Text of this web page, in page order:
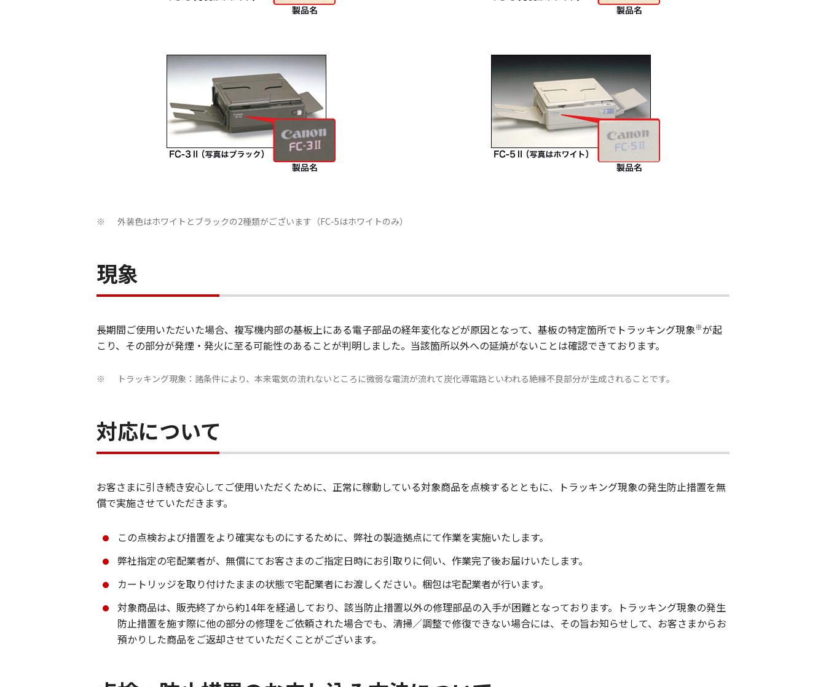
※ 外装色はホワイトとブラックの2種類がございます（FC-5はホワイトのみ）
現象
長期間ご使用いただいた場合、複写機内部の基板上にある電子部品の経年変化などが原因となって、基板の特定箇所でトラッキング現象※が起
こり、その部分が発煙・発火に至る可能性のあることが判明しました。当該箇所以外への延焼がないことは確認できております。
※ トラッキング現象：諸条件により、本来電気の流れないところに微弱な電流が流れて炭化導電路といわれる絶縁不良部分が生成されることです。
対応について
お客さまに引き続き安心してご使用いただくために、正常に稼動している対象商品を点検するとともに、トラッキング現象の発生防止措置を無
償で実施させていただきます。
この点検および措置をより確実なものにするために、弊社の製造拠点にて作業を実施いたします。
弊社指定の宅配業者が、無償にてお客さまのご指定日時にお引取りに伺い、作業完了後お届けいたします。
カートリッジを取り付けたままの状態で宅配業者にお渡しください。梱包は宅配業者が行います。
対象商品は、販売終了から約14年を経過しており、該当防止措置以外の修理部品の入手が困難となっております。トラッキング現象の発生
防止措置を施す際に他の部分の修理をご依頼された場合でも、清掃／調整で修復できない場合には、その旨お知らせして、お客さまからお
預かりした商品をご返却させていただくことがございます。